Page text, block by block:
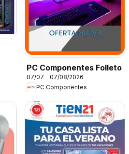
PC Componentes Folleto
07/07 - 07/08/2026
PC Componentes